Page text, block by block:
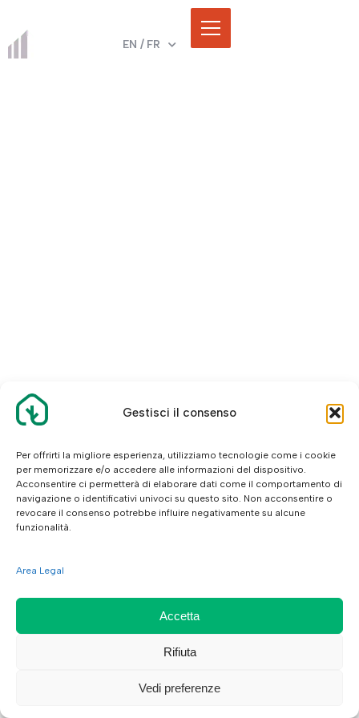
Gestisci il consenso
Per offrirti la migliore esperienza, utilizziamo tecnologie come i cookie
per memorizzare e/o accedere alle informazioni del dispositivo.
Acconsentire ci permetterà di elaborare dati come il comportamento di
navigazione o identificativi univoci su questo sito. Non acconsentire o
revocare il consenso potrebbe influire negativamente su alcune
funzionalità.
Area Legal
Accetta
Rifiuta
Vedi preferenze
EN / FR